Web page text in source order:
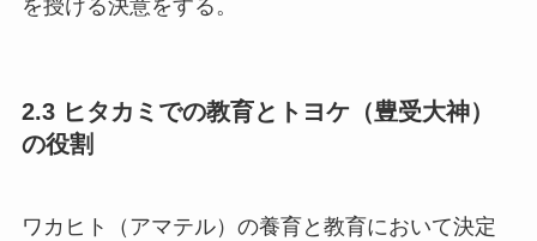
を授ける決意をする。
2.3 ヒタカミでの教育とトヨケ（豊受大神）
の役割
ワカヒト（アマテル）の養育と教育において決定